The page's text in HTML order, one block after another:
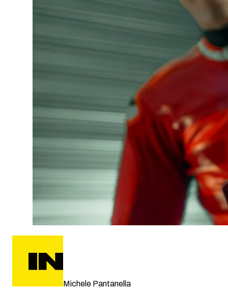
Michele Pantanella